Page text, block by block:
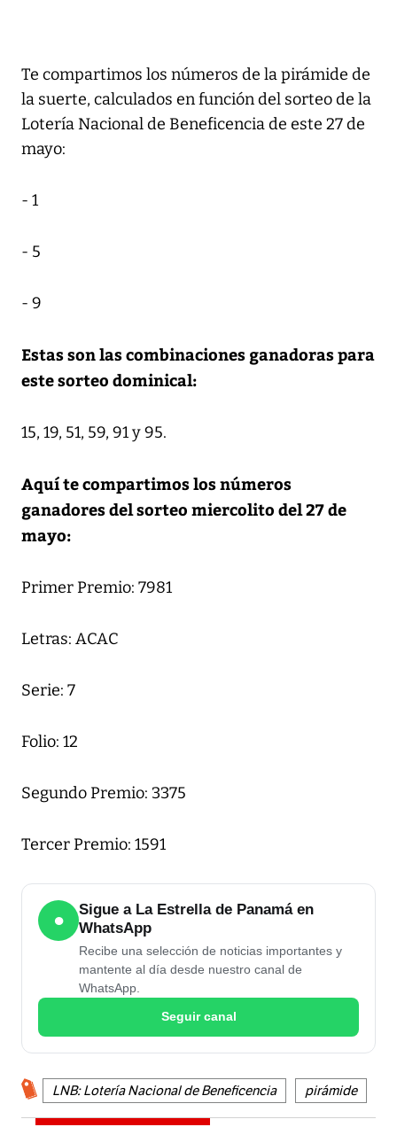
Te compartimos los números de la pirámide de
la suerte, calculados en función del sorteo de la
Lotería Nacional de Beneficencia de este 27 de
mayo:
- 1
- 5
- 9
Estas son las combinaciones ganadoras para
este sorteo dominical:
15, 19, 51, 59, 91 y 95.
Aquí te compartimos los números
ganadores del sorteo miercolito del 27 de
mayo:
Primer Premio: 7981
Letras: ACAC
Serie: 7
Folio: 12
Segundo Premio: 3375
Tercer Premio: 1591
●
Sigue a La Estrella de Panamá en
WhatsApp
Recibe una selección de noticias importantes y
mantente al día desde nuestro canal de
WhatsApp.
Seguir canal
LNB: Lotería Nacional de Beneficencia pirámide